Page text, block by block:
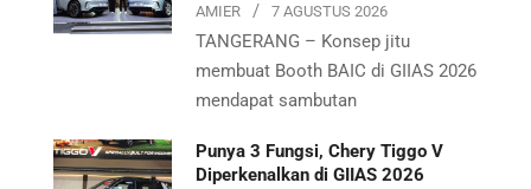
AMIER 7 AGUSTUS 2026
TANGERANG – Konsep jitu
membuat Booth BAIC di GIIAS 2026
mendapat sambutan
Punya 3 Fungsi, Chery Tiggo V
Diperkenalkan di GIIAS 2026